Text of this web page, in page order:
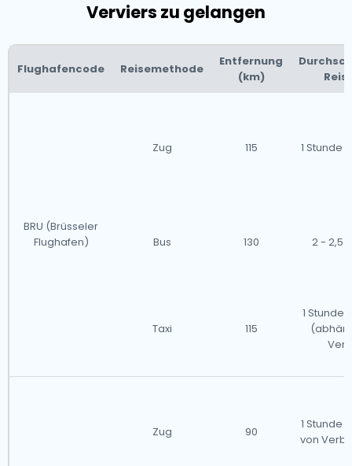
Verviers zu gelangen
Flughafencode Reisemethode
Entfernung
(km)
BRU (Brüsseler
Flughafen)
Zug 115 1 Stunde
Bus 130 2 - 2,5
Taxi 115
1 Stunde
Zug 90
1 Stunde
von